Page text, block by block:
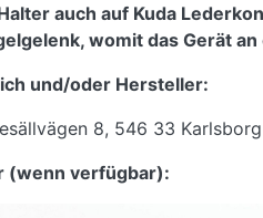
auch auf Kuda
womit das Gerät
und/oder Hersteller:
8, 546 33
(wenn verfügbar):